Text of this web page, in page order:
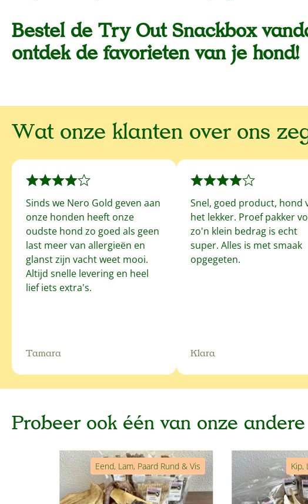
Bestel de Try Out Snackbox
ontdek de favorieten van je hond!
Wat onze klanten over ons
Sinds we Nero Gold geven aan
onze honden heeft onze
oudste hond zo goed als geen
last meer van allergieën en
glanst zijn vacht weet mooi.
Altijd snelle levering en heel
lief iets extra's.
Tamara
Snel, goed product, hond
het lekker. Proef pakker
zo'n klein bedrag is echt
super. Alles is met smaak
opgegeten.
Klara
Probeer ook één van onze
Productgalerij overslaan
Eend, Lam, Paard Rund & Vis Kip,